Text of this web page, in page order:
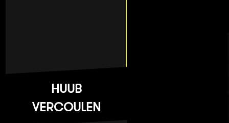
HUUB
VERCOULEN